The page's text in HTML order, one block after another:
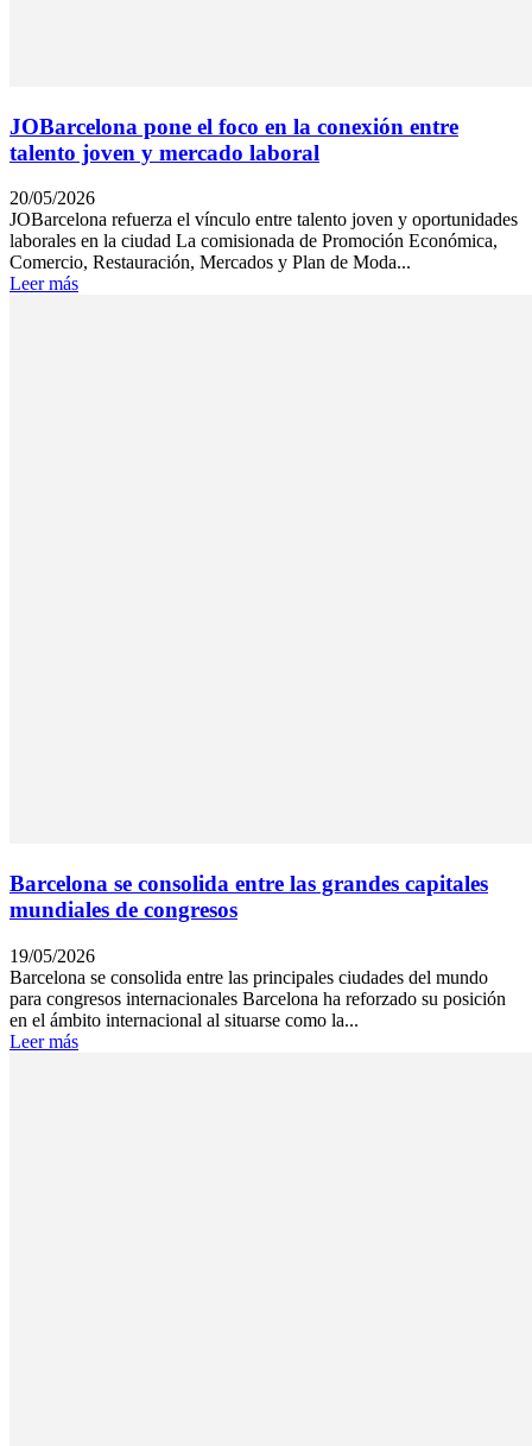
JOBarcelona pone el foco en la conexión entre
talento joven y mercado laboral
20/05/2026
JOBarcelona refuerza el vínculo entre talento joven y oportunidades
laborales en la ciudad La comisionada de Promoción Económica,
Comercio, Restauración, Mercados y Plan de Moda...
Leer más
Barcelona se consolida entre las grandes capitales
mundiales de congresos
19/05/2026
Barcelona se consolida entre las principales ciudades del mundo
para congresos internacionales Barcelona ha reforzado su posición
en el ámbito internacional al situarse como la...
Leer más